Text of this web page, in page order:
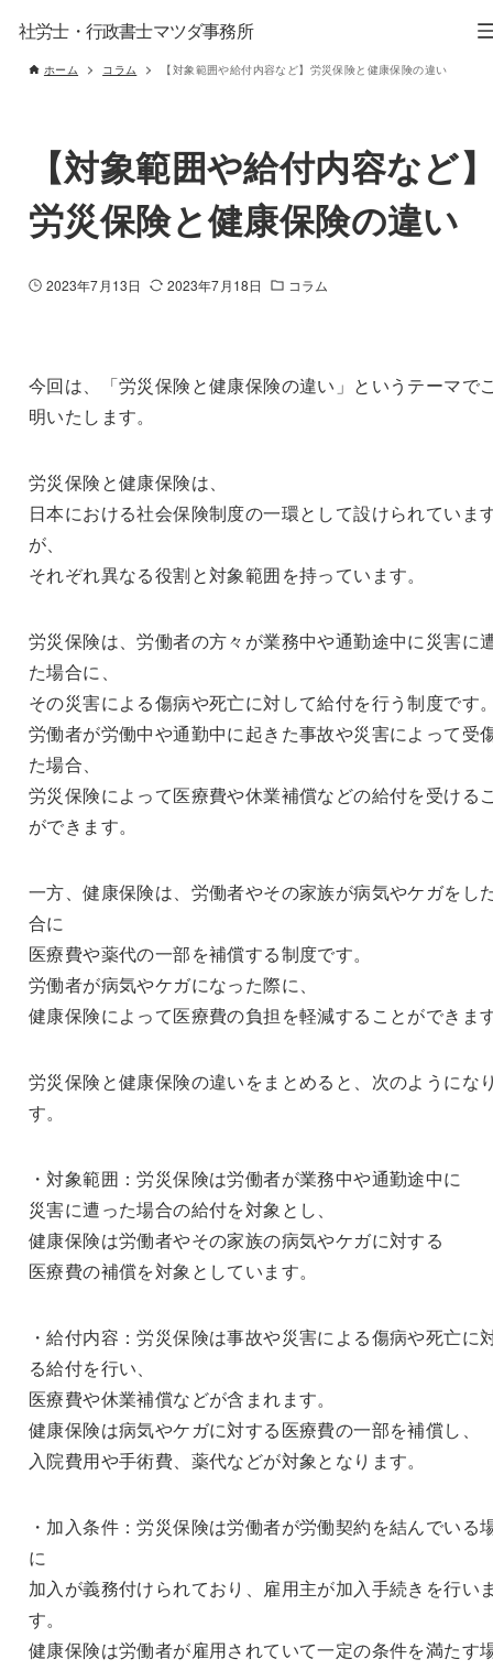
社労士・行政書士マツダ事務所
ホーム コラム 【対象範囲や給付内容など】労災保険と健康保険の違い
【対象範囲や給付内容など
労災保険と健康保険の違い
2023年7月13日 2023年7月18日 コラム
今回は、「労災保険と健康保険の違い」というテーマで
明いたします。
労災保険と健康保険は、
日本における社会保険制度の一環として設けられていま
が、
それぞれ異なる役割と対象範囲を持っています。
労災保険は、労働者の方々が業務中や通勤途中に災害に
た場合に、
その災害による傷病や死亡に対して給付を行う制度です
労働者が労働中や通勤中に起きた事故や災害によって受
た場合、
労災保険によって医療費や休業補償などの給付を受ける
ができます。
一方、健康保険は、労働者やその家族が病気やケガをし
合に
医療費や薬代の一部を補償する制度です。
労働者が病気やケガになった際に、
健康保険によって医療費の負担を軽減することができま
労災保険と健康保険の違いをまとめると、次のようにな
す。
・対象範囲：労災保険は労働者が業務中や通勤途中に
災害に遭った場合の給付を対象とし、
健康保険は労働者やその家族の病気やケガに対する
医療費の補償を対象としています。
・給付内容：労災保険は事故や災害による傷病や死亡に
る給付を行い、
医療費や休業補償などが含まれます。
健康保険は病気やケガに対する医療費の一部を補償し、
入院費用や手術費、薬代などが対象となります。
・加入条件：労災保険は労働者が労働契約を結んでいる
に
加入が義務付けられており、雇用主が加入手続きを行い
す。
健康保険は労働者が雇用されていて一定の条件を満たす